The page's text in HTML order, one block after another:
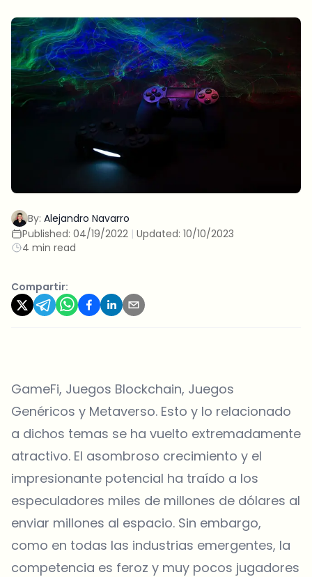
By: Alejandro Navarro
Published: 04/19/2022 | Updated: 10/10/2023
4 min read
Compartir:
GameFi, Juegos Blockchain, Juegos
Genéricos y Metaverso. Esto y lo relacionado
a dichos temas se ha vuelto extremadamente
atractivo. El asombroso crecimiento y el
impresionante potencial ha traído a los
especuladores miles de millones de dólares al
enviar millones al espacio. Sin embargo,
como en todas las industrias emergentes, la
competencia es feroz y muy pocos jugadores